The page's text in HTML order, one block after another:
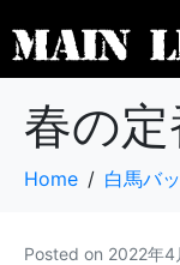
春の定
Home 白馬バ
Posted on 2022年4